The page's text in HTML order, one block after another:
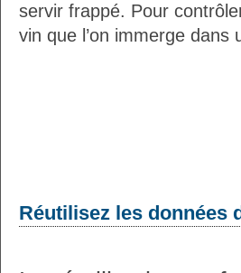
servir frappé. Pour
vin que l’on immerge
Réutilisez les données